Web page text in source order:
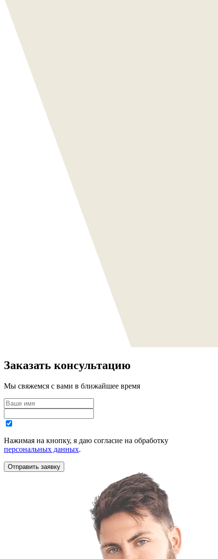
Заказать консультацию
Мы свяжемся с вами в ближайшее время
Нажимая на кнопку, я даю согласие на обработку
персональных данных.